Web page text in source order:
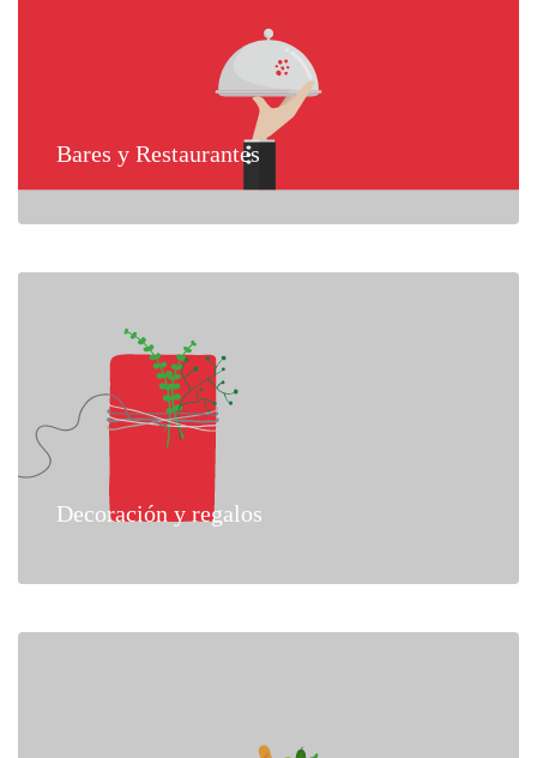
Bares y Restaurantes
Decoración y regalos